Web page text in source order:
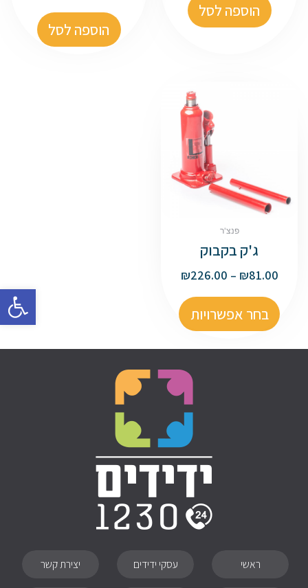
פתח
הוספה לסל
הוספה לסל
פנצ'ר
ג'ק בקבוק
₪81.00
–
₪226.00
בחר אפשרויות
ראשי עסקי ידידים יצירת קשר